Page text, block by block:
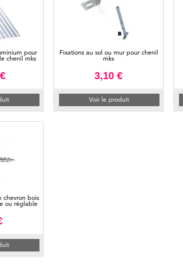
pour
chenil mks
Fixations au sol ou mur pour chenil
mks
3,10 €
Voir le produit
chevron bois
ou réglable